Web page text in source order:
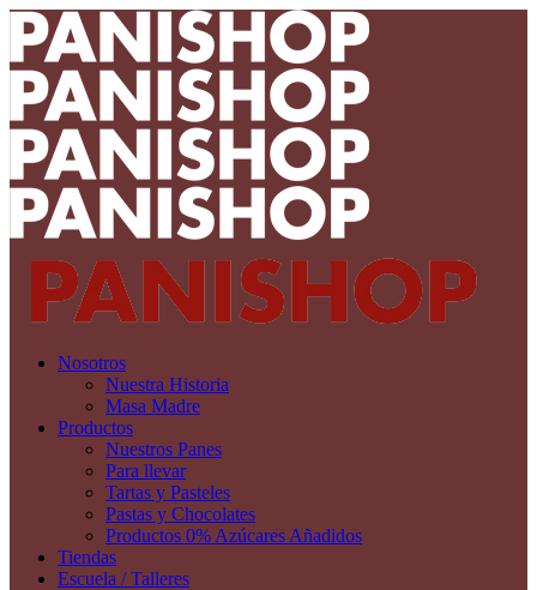
Nosotros
Nuestra Historia
Masa Madre
Productos
Nuestros Panes
Para llevar
Tartas y Pasteles
Pastas y Chocolates
Productos 0% Azúcares Añadidos
Tiendas
Escuela / Talleres